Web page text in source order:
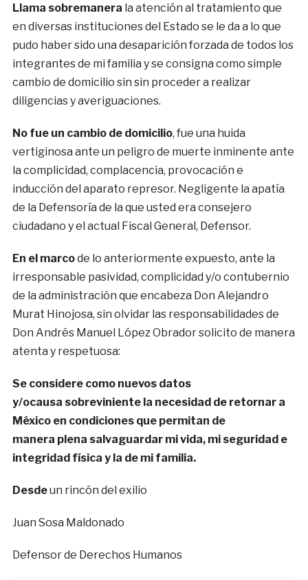
Llama sobremanera la atención al tratamiento que
en diversas instituciones del Estado se le da a lo que
pudo haber sido una desaparición forzada de todos los
integrantes de mi familia y se consigna como simple
cambio de domicilio sin sin proceder a realizar
diligencias y averiguaciones.
No fue un cambio de domicilio, fue una huida
vertiginosa ante un peligro de muerte inminente ante
la complicidad, complacencia, provocación e
inducción del aparato represor. Negligente la apatía
de la Defensoría de la que usted era consejero
ciudadano y el actual Fiscal General, Defensor.
En el marcode lo anteriormente expuesto, ante la
irresponsable pasividad, complicidad y/o contubernio
de la administración que encabeza Don Alejandro
Murat Hinojosa, sin olvidar las responsabilidades de
Don Andrés Manuel López Obrador solicito de manera
atenta y respetuosa:
Se considere como nuevos datos
y/ocausa sobreviniente la necesidad de retornar a
México en condiciones que permitan de
manera plena salvaguardar mi vida, mi seguridad e
integridad física y la de mi familia.
Desdeun rincón del exilio
Juan Sosa Maldonado
Defensor de Derechos Humanos